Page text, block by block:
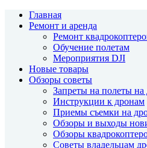
Главная
Ремонт и аренда
Ремонт
Обучение полетам
Мероприятия DJI
Новые товары
Обзоры советы
Запреты на полеты
Инструкции к дронам
Приемы съемки на
Обзоры и выходы
Обзоры
Советы владельцам